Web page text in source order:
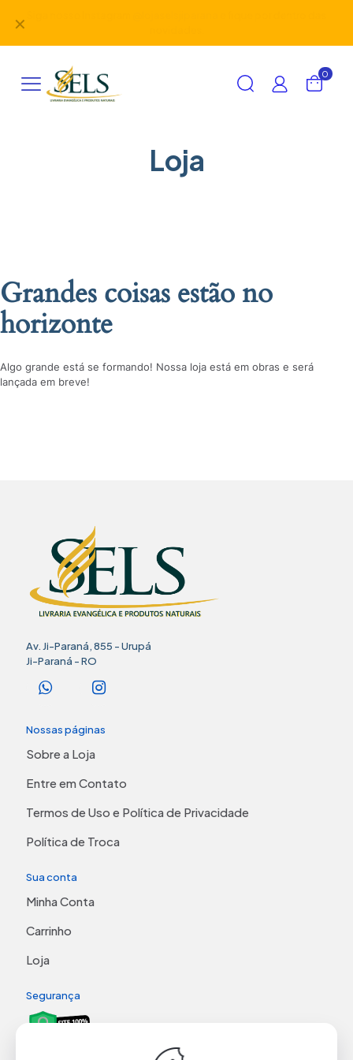
✕
0
Loja
Grandes coisas estão no
horizonte
Algo grande está se formando! Nossa loja está em obras e será
lançada em breve!
Av. Ji-Paraná, 855 - Urupá
Ji-Paraná - RO
Nossas páginas
Sobre a Loja
Entre em Contato
Termos de Uso e Política de Privacidade
Política de Troca
Sua conta
Minha Conta
Carrinho
Loja
Segurança